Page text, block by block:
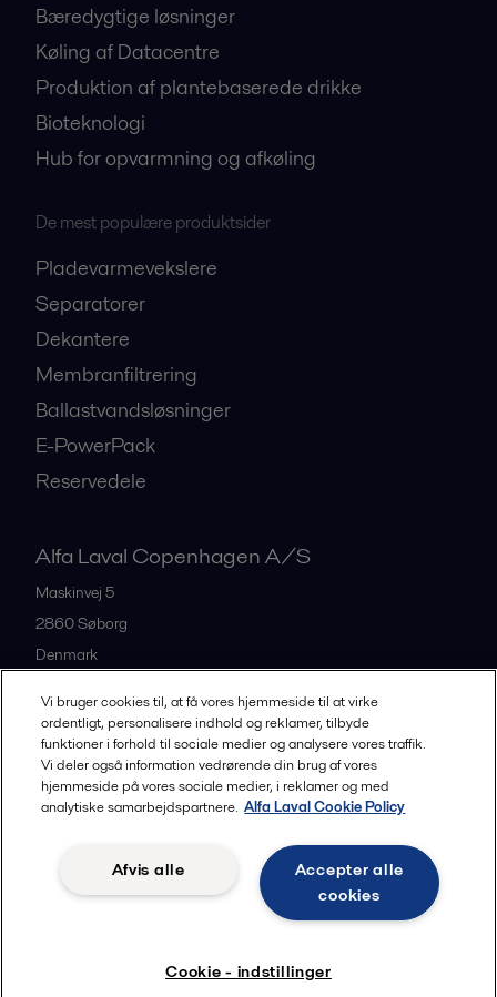
Bæredygtige løsninger
Køling af Datacentre
Produktion af plantebaserede drikke
Bioteknologi
Hub for opvarmning og afkøling
De mest populære produktsider
Pladevarmevekslere
Separatorer
Dekantere
Membranfiltrering
Ballastvandsløsninger
E-PowerPack
Reservedele
Alfa Laval Copenhagen A/S
Maskinvej 5
2860Søborg
Denmark
All offices and partners
© 2015-2026, ALFA LAVAL
Legal terms and conditions
Community guidelines
Vi bruger cookies til, at få vores hjemmeside til at virke
ordentligt, personalisere indhold og reklamer, tilbyde
funktioner i forhold til sociale medier og analysere vores traffik.
Vi deler også information vedrørende din brug af vores
hjemmeside på vores sociale medier, i reklamer og med
analytiske samarbejdspartnere. Alfa Laval Cookie Policy
Accepter alle
cookies
Afvis alle
Cookie - indstillinger